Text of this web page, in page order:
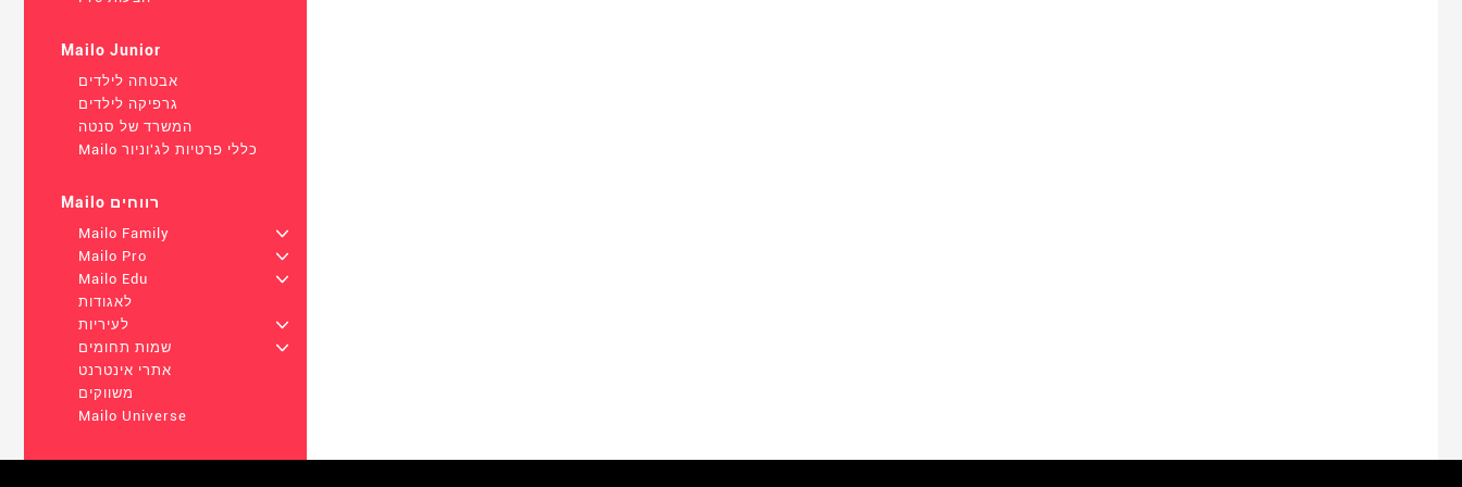
Mailo Junior
אבטחה לילדים
גרפיקה לילדים
המשרד של סנטה
Mailo כללי פרטיות לג'וניור
Mailo רווחים
Mailo Family
+
Mailo Pro
+
Mailo Edu
+
לאגודות
לעיריות
+
שמות תחומים
+
אתרי אינטרנט
משווקים
Mailo Universe